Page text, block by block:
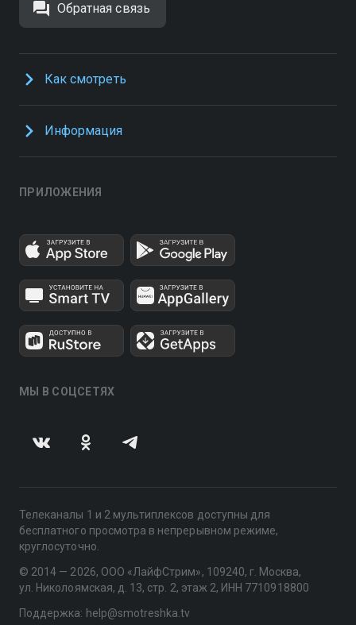
Обратная связь
Как смотреть
Информация
ПРИЛОЖЕНИЯ
МЫ В СОЦСЕТЯХ
Телеканалы 1 и 2 мультиплексов доступны для
бесплатного просмотра в непрерывном режиме,
круглосуточно.
© 2014 — 2026, ООО «ЛайфСтрим», 109240, г. Москва,
ул. Николоямская, д. 13, стр. 2, этаж 2, ИНН 7710918800
Поддержка: help@smotreshka.tv